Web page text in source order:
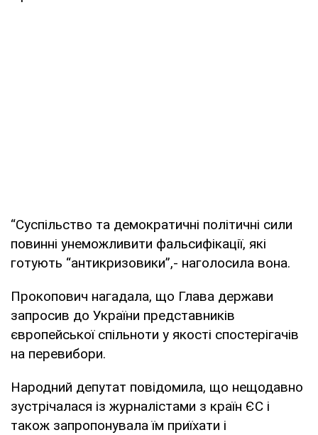
“Суспільство та демократичні політичні сили
повинні унеможливити фальсифікації, які
готують “антикризовики”,- наголосила вона.
Прокопович нагадала, що Глава держави
запросив до України представників
європейської спільноти у якості спостерігачів
на перевибори.
Народний депутат повідомила, що нещодавно
зустрічалася із журналістами з країн ЄС і
також запропонувала їм приїхати і